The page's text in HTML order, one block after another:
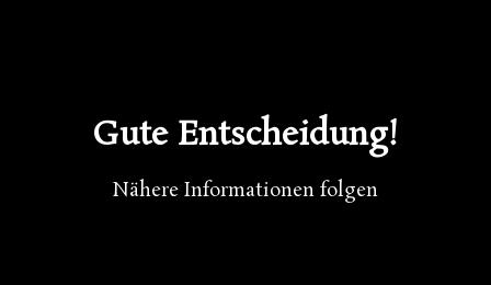
Gute Entscheidung!
Nähere Informationen folgen